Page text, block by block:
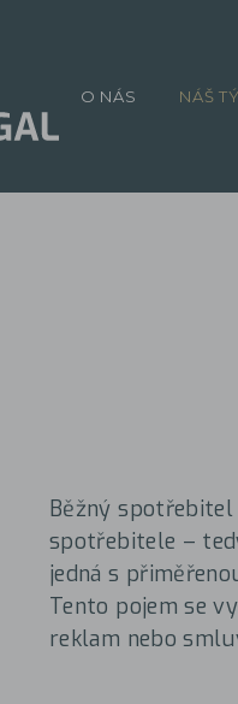
Běžný
spotřebitele –
jedná s
Tento pojem se
reklam nebo
O NÁS NÁŠ